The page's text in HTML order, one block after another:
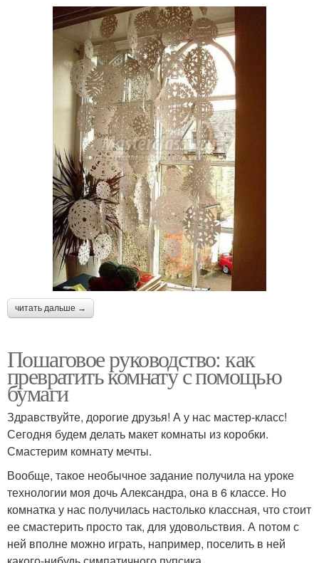
читать дальше →
Пошаговое руководство: как
превратить комнату с помощью
бумаги
Здравствуйте, дорогие друзья! А у нас мастер-класс!
Сегодня будем делать макет комнаты из коробки.
Смастерим комнату мечты.
Вообще, такое необычное задание получила на уроке
технологии моя дочь Александра, она в 6 классе. Но
комнатка у нас получилась настолько классная, что стоит
ее смастерить просто так, для удовольствия. А потом с
ней вполне можно играть, например, поселить в ней